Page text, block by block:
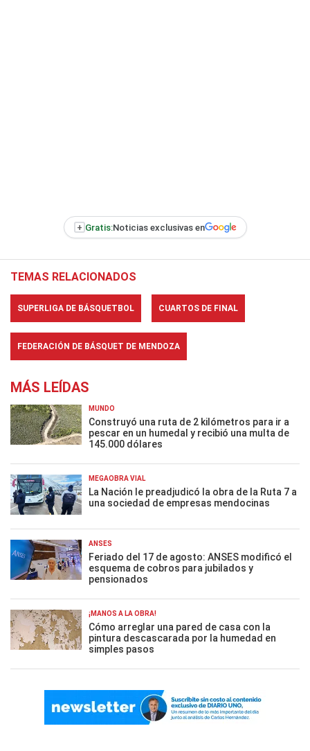
+ Gratis:Noticias exclusivas en
TEMAS RELACIONADOS
SUPERLIGA DE BÁSQUETBOL CUARTOS DE FINAL
FEDERACIÓN DE BÁSQUET DE MENDOZA
MÁS LEÍDAS
MUNDO
Construyó una ruta de 2 kilómetros para ir a
pescar en un humedal y recibió una multa de
145.000 dólares
MEGAOBRA VIAL
La Nación le preadjudicó la obra de la Ruta 7 a
una sociedad de empresas mendocinas
ANSES
Feriado del 17 de agosto: ANSES modificó el
esquema de cobros para jubilados y
pensionados
¡MANOS A LA OBRA!
Cómo arreglar una pared de casa con la
pintura descascarada por la humedad en
simples pasos